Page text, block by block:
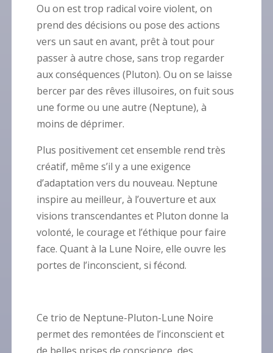
Ou on est trop radical voire violent, on
prend des décisions ou pose des actions
vers un saut en avant, prêt à tout pour
passer à autre chose, sans trop regarder
aux conséquences (Pluton). Ou on se laisse
bercer par des rêves illusoires, on fuit sous
une forme ou une autre (Neptune), à
moins de déprimer.
Plus positivement cet ensemble rend très
créatif, même s’il y a une exigence
d’adaptation vers du nouveau. Neptune
inspire au meilleur, à l’ouverture et aux
visions transcendantes et Pluton donne la
volonté, le courage et l’éthique pour faire
face. Quant à la Lune Noire, elle ouvre les
portes de l’inconscient, si fécond.
Ce trio de Neptune-Pluton-Lune Noire
permet des remontées de l’inconscient et